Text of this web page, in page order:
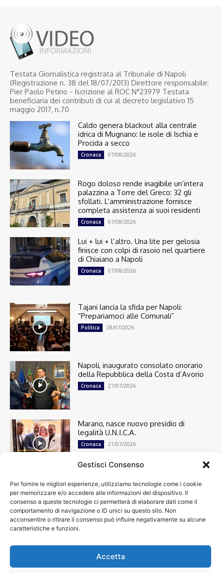
Gestisci Consenso
Per fornire le migliori esperienze, utilizziamo tecnologie come i cookie
per memorizzare e/o accedere alle informazioni del dispositivo. Il
consenso a queste tecnologie ci permetterà di elaborare dati come il
comportamento di navigazione o ID unici su questo sito. Non
acconsentire o ritirare il consenso può influire negativamente su alcune
caratteristiche e funzioni.
Accetta
Testata Giornalistica registrata al Tribunale di Napoli
(Registrazione n. 38 del 18/07/2013) Direttore responsabile:
Pier Paolo Petino - Iscrizione al ROC N°23979 Testata
beneficiaria dei contributi di cui al decreto legislativo 15
maggio 2017, n.70
Caldo genera blackout alla centrale
idrica di Mugnano: le isole di Ischia e
Procida a secco
Cronaca 07/08/2026
Rogo doloso rende inagibile un’intera
palazzina a Torre del Greco: 32 gli
sfollati. L’amministrazione fornisce
completa assistenza ai suoi residenti
Cronaca 07/08/2026
Lui + lui + l’altro. Una lite per gelosia
finisce con colpi di rasoio nel quartiere
di Chiaiano a Napoli
Cronaca 07/08/2026
Tajani lancia la sfida per Napoli:
“Prepariamoci alle Comunali”
Politica 28/07/2026
Napoli, inaugurato consolato onorario
della Repubblica della Costa d’Avorio
Cronaca 27/07/2026
Marano, nasce nuovo presidio di
legalità U.N.I.C.A.
Cronaca 21/07/2026
Cronaca
13498
Attualità
7303
top
News
4209
Cultura